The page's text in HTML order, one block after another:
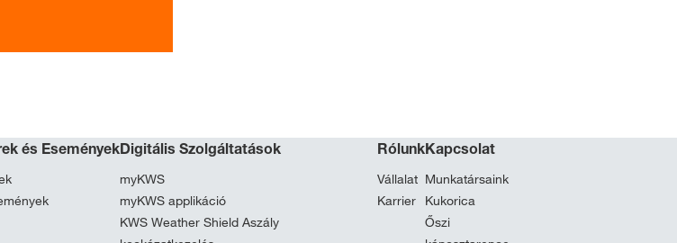
és EseményekDigitális Szolgáltatások
myKWS
myKWS applikáció
KWS Weather Shield Aszály
Rólunk
Vállalat
Karrier
Kapcsolat
Munkatársaink
Kukorica
Őszi